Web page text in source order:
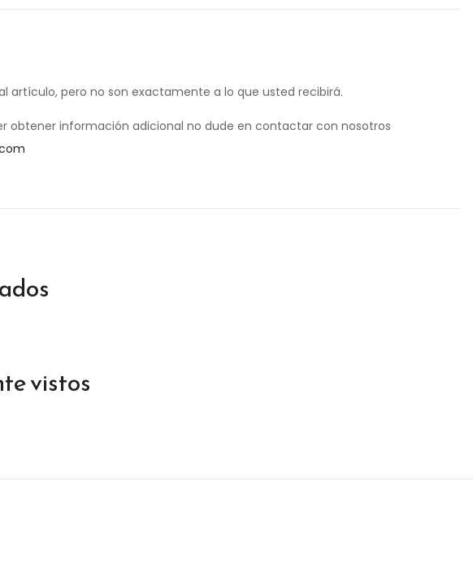
artículo, pero no son exactamente a lo que usted recibirá.
obtener información adicional no dude en contactar con nosotros
vistos